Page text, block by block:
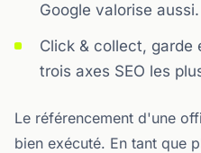
Google valorise aussi.
Click & collect, garde
trois axes SEO les
Le référencement d'une
bien exécuté. En tant que